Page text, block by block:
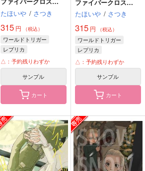
C103（再版）
たほいや / さつき
315 円 （税込）
ワールドトリガー
レプリカ
△：予約残りわずか
サンプル
カート
ファイバークロス
C108
たほいや / さつき
315円 （税込）
ワールドトリガー
レプリカ
△：予約残りわずか
サンプル
カート